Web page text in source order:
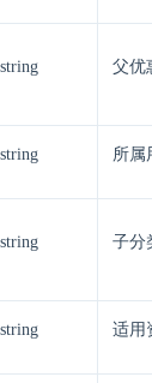
string 父优
string 所属
string 子分
string 适用